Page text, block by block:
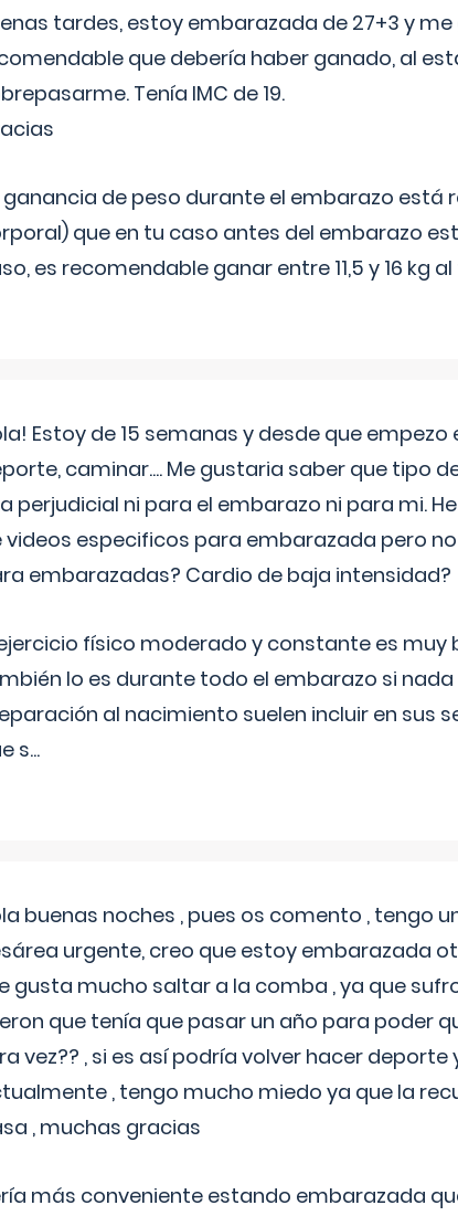
tardes, estoy embarazada de 27+3 y
que debería haber ganado, al
Tenía IMC de 19.
ganancia de peso durante el embarazo está
que en tu caso antes del embarazo
es recomendable ganar entre 11,5 y 16 kg
Estoy de 15 semanas y desde que
caminar.... Me gustaria saber que tipo
perjudicial ni para el embarazo ni para mi.
videos especificos para embarazada pero
embarazadas? Cardio de baja intensidad?
físico moderado y constante es
lo es durante todo el embarazo si
al nacimiento suelen incluir en sus
s...
buenas noches , pues os comento , tengo
urgente, creo que estoy embarazada
gusta mucho saltar a la comba , ya que
que tenía que pasar un año para poder
vez?? , si es así podría volver hacer
, tengo mucho miedo ya que la
, muchas gracias
más conveniente estando embarazada